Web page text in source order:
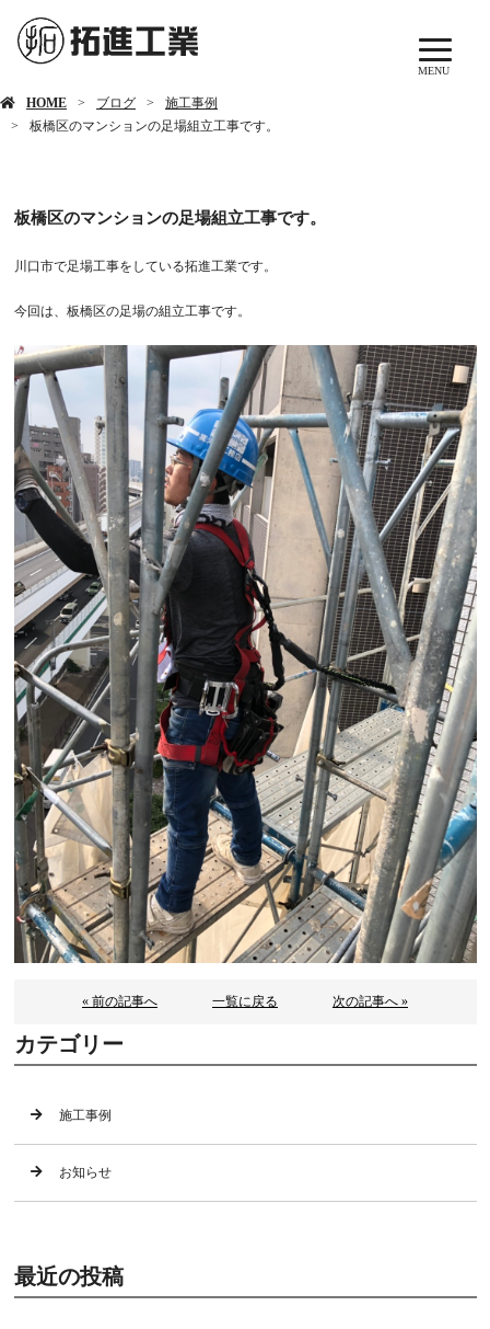
MENU
HOME ブログ
施工事例
板橋区のマンションの足場組立工事です。
板橋区のマンションの足場組立工事です。
川口市で足場工事をしている拓進工業です。
今回は、板橋区の足場の組立工事です。
« 前の記事へ 一覧に戻る 次の記事へ »
カテゴリー
施工事例
お知らせ
最近の投稿